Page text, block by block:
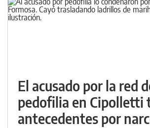
El acusado por la red
pedofilia en Cipolletti
antecedentes por